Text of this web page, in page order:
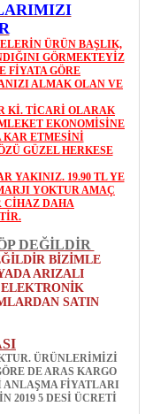
ÜRÜN BAŞLIK,
GÖRMEKTEYİZ
FİYATA GÖRE
ALMAK OLAN VE
Kİ. TİCARİ OLARAK
EKONOMİSİNE
ETMESİNİ
GÜZEL HERKESE
YAKINIZ. 19.90 TL YE
YOKTUR AMAÇ
CİHAZ DAHA
DEĞİLDİR
BİZİMLE
ARIZALI
SATIN
ÜRÜNLERİMİZİ
DE ARAS KARGO
FİYATLARI
2019 5 DESİ ÜCRETİ